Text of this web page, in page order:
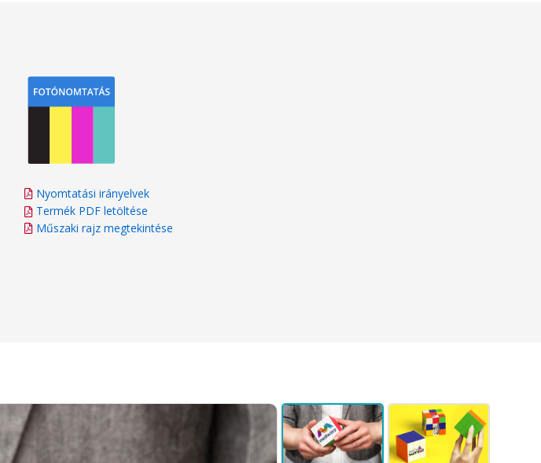
Nyomtatási irányelvek
Termék PDF letöltése
Műszaki rajz megtekintése